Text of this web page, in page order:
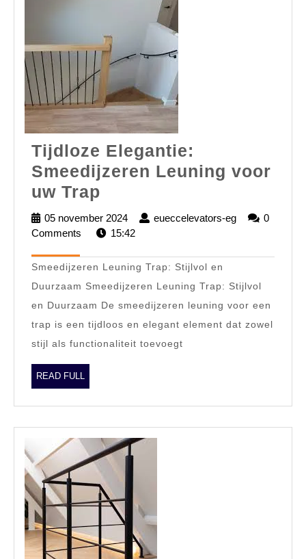
Tijdloze Elegantie:
Smeedijzeren Leuning voor
uw Trap
Elegantie:
Smeedijzeren
Leuning
voor
uw
Trap
05 november 2024
05
november
eueccelevators-eg
0
Comments
15:42
Smeedijzeren Leuning Trap: Stijlvol en
Duurzaam Smeedijzeren Leuning Trap: Stijlvol
en Duurzaam De smeedijzeren leuning voor een
trap is een tijdloos en elegant element dat zowel
stijl als functionaliteit toevoegt
READ FULL
FULL